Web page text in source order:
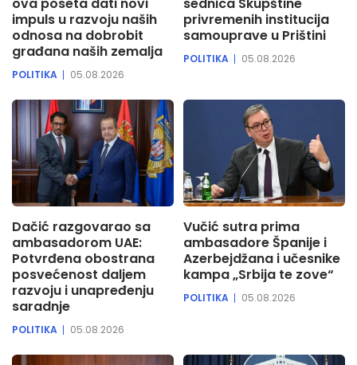
ova poseta dati novi
impuls u razvoju naših
odnosa na dobrobit
građana naših zemalja
POLITIKA 05.08.2026
sednica Skupštine
privremenih institucija
samouprave u Prištini
POLITIKA 05.08.2026
Dačić razgovarao sa
ambasadorom UAE:
Potvrđena obostrana
posvećenost daljem
razvoju i unapređenju
saradnje
POLITIKA 05.08.2026
Vučić sutra prima
ambasadore Španije i
Azerbejdžana i učesnike
kampa „Srbija te zove“
POLITIKA 05.08.2026